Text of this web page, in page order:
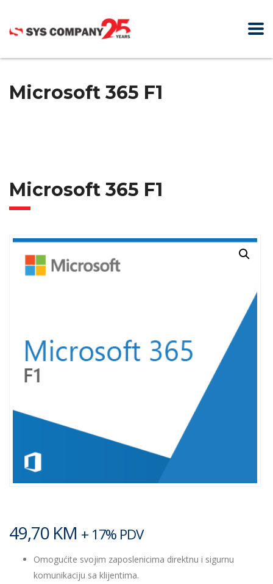
Microsoft 365 F1
Microsoft 365 F1
49,70 KM + 17% PDV
Omogućite svojim zaposlenicima direktnu i sigurnu
komunikaciju sa klijentima.